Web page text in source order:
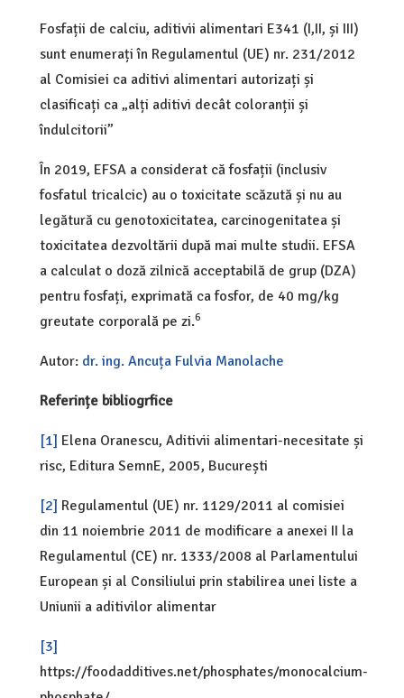
Fosfații de calciu, aditivii alimentari E341 (I,II, și III)
sunt enumerați în Regulamentul (UE) nr. 231/2012
al Comisiei ca aditivi alimentari autorizați și
clasificați ca „alți aditivi decât coloranții și
îndulcitorii”
În 2019, EFSA a considerat că fosfații (inclusiv
fosfatul tricalcic) au o toxicitate scăzută și nu au
legătură cu genotoxicitatea, carcinogenitatea și
toxicitatea dezvoltării după mai multe studii. EFSA
a calculat o doză zilnică acceptabilă de grup (DZA)
pentru fosfați, exprimată ca fosfor, de 40 mg/kg
greutate corporală pe zi.6
Autor: dr. ing. Ancuța Fulvia Manolache
Referințe bibliogrfice
[1] Elena Oranescu, Aditivii alimentari-necesitate și
risc, Editura SemnE, 2005, București
[2] Regulamentul (UE) nr. 1129/2011 al comisiei
din 11 noiembrie 2011 de modificare a anexei II la
Regulamentul (CE) nr. 1333/2008 al Parlamentului
European și al Consiliului prin stabilirea unei liste a
Uniunii a aditivilor alimentar
[3]
https://foodadditives.net/phosphates/monocalcium-